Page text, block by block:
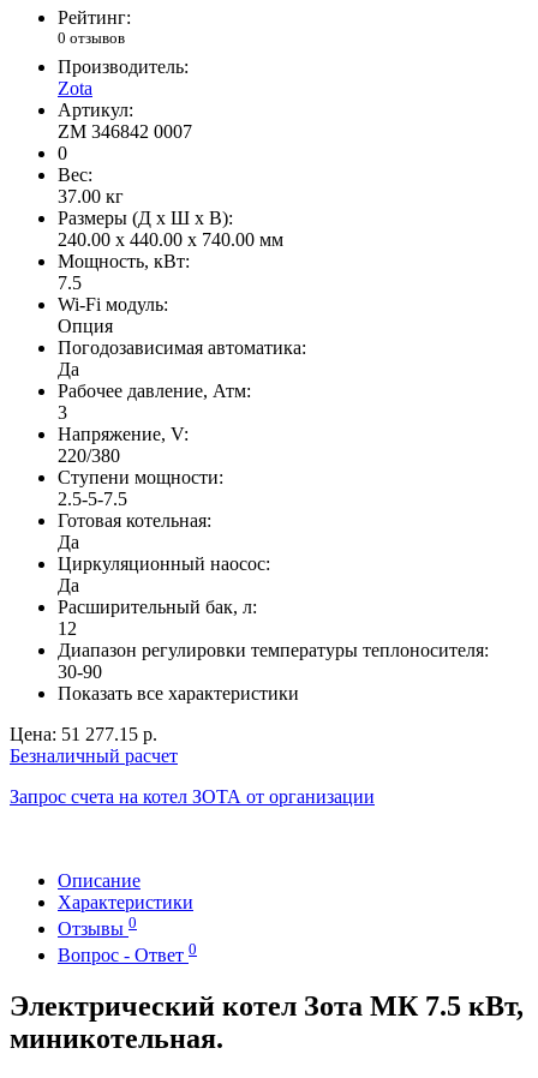
Рейтинг:
0 отзывов
Производитель:
Zota
Артикул:
ZM 346842 0007
0
Вес:
37.00 кг
Размеры (Д x Ш x В):
240.00 x 440.00 x 740.00 мм
Мощность, кВт:
7.5
Wi-Fi модуль:
Опция
Погодозависимая автоматика:
Да
Рабочее давление, Атм:
3
Напряжение, V:
220/380
Ступени мощности:
2.5-5-7.5
Готовая котельная:
Да
Циркуляционный наосос:
Да
Расширительный бак, л:
12
Диапазон регулировки температуры теплоносителя:
30-90
Показать все характеристики
Цена: 51 277.15 р.
Безналичный расчет
Запрос счета на котел ЗОТА от организации
Описание
Характеристики
Отзывы 0
Вопрос - Ответ 0
Электрический котел Зота МК 7.5 кВт,
миникотельная.